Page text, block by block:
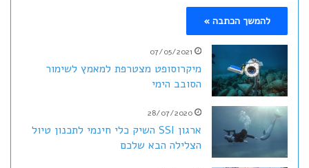
להמשך הכתבה »
07/05/2021
מיקרוסופט מצטרפת למאמץ לשימור
הסובב הימי
28/07/2020
ארגון SSI השיק כלי חינמי לתכנון טיול
הצלילה הבא שלכם